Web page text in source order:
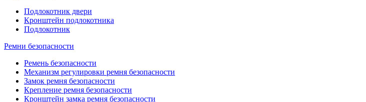
Подлокотник двери
Кронштейн подлокотника
Подлокотник
Ремни безопасности
Ремень безопасности
Механизм регулировки ремня безопасности
Замок ремня безопасности
Крепление ремня безопасности
Кронштейн замка ремня безопасности